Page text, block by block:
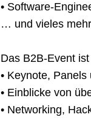
• Software-
… und vieles
Das B2B-Event
• Keynote,
• Einblicke von
• Networking,